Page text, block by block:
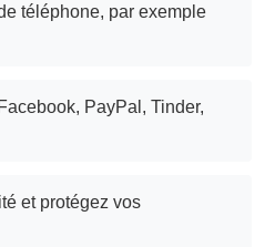
téléphone, par exemple
PayPal, Tinder,
et protégez vos